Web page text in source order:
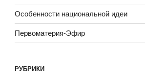
Особенности национальной идеи
Первоматерия-Эфир
РУБРИКИ